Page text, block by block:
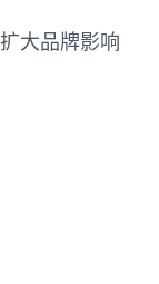
大品牌影响